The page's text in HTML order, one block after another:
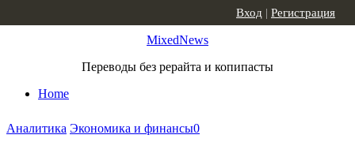
MixedNews
Переводы без рерайта и копипасты
Home
Вход | Регистрация
Аналитика Экономика и финансы0